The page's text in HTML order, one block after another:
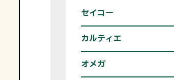
セイコー
カルティエ
オメガ